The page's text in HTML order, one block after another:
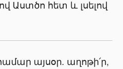
Աստծո հետ և լսելով
այսօր. աղոթի՛ր,